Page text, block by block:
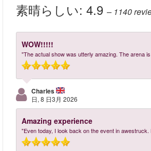
素晴らしい: 4.9 – 1140
WOW!!!!!
"The actual show was utterly amazing. The arena
Charles
日, 8 日3月 2026
Amazing experience
"Even today, I look back on the event in